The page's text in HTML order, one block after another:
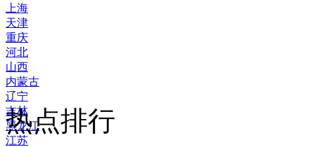
上海
天津
重庆
河北
山西
内蒙古
辽宁
吉林
黑龙江
江苏
热点排行